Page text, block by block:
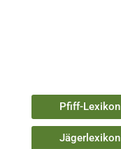
Pfiff-Lexikon
Jägerlexikon